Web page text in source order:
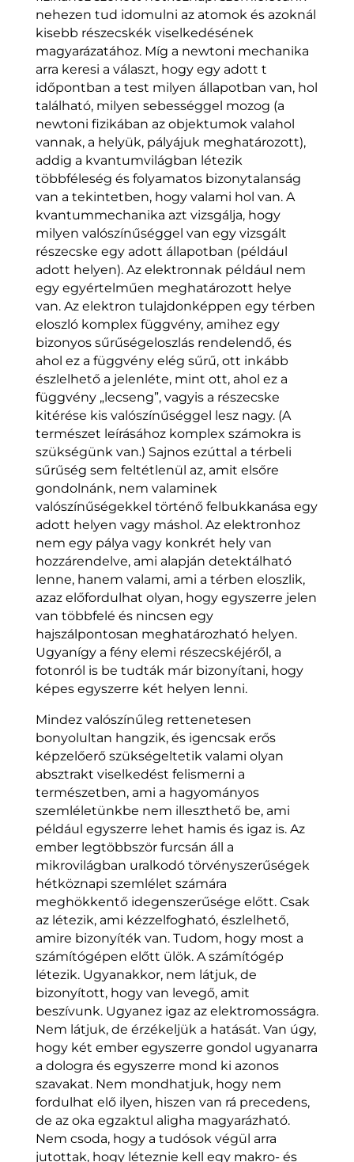
nehezen tud idomulni az atomok és azoknál
kisebb részecskék viselkedésének
magyarázatához. Míg a newtoni mechanika
arra keresi a választ, hogy egy adott t
időpontban a test milyen állapotban van, hol
található, milyen sebességgel mozog (a
newtoni fizikában az objektumok valahol
vannak, a helyük, pályájuk meghatározott),
addig a kvantumvilágban létezik
többféleség és folyamatos bizonytalanság
van a tekintetben, hogy valami hol van. A
kvantummechanika azt vizsgálja, hogy
milyen valószínűséggel van egy vizsgált
részecske egy adott állapotban (például
adott helyen). Az elektronnak például nem
egy egyértelműen meghatározott helye
van. Az elektron tulajdonképpen egy térben
eloszló komplex függvény, amihez egy
bizonyos sűrűségeloszlás rendelendő, és
ahol ez a függvény elég sűrű, ott inkább
észlelhető a jelenléte, mint ott, ahol ez a
függvény „lecseng”, vagyis a részecske
kitérése kis valószínűséggel lesz nagy. (A
természet leírásához komplex számokra is
szükségünk van.) Sajnos ezúttal a térbeli
sűrűség sem feltétlenül az, amit elsőre
gondolnánk, nem valaminek
valószínűségekkel történő felbukkanása egy
adott helyen vagy máshol. Az elektronhoz
nem egy pálya vagy konkrét hely van
hozzárendelve, ami alapján detektálható
lenne, hanem valami, ami a térben eloszlik,
azaz előfordulhat olyan, hogy egyszerre jelen
van többfelé és nincsen egy
hajszálpontosan meghatározható helyen.
Ugyanígy a fény elemi részecskéjéről, a
fotonról is be tudták már bizonyítani, hogy
képes egyszerre két helyen lenni.
Mindez valószínűleg rettenetesen
bonyolultan hangzik, és igencsak erős
képzelőerő szükségeltetik valami olyan
absztrakt viselkedést felismerni a
természetben, ami a hagyományos
szemléletünkbe nem illeszthető be, ami
például egyszerre lehet hamis és igaz is. Az
ember legtöbbször furcsán áll a
mikrovilágban uralkodó törvényszerűségek
hétköznapi szemlélet számára
meghökkentő idegenszerűsége előtt. Csak
az létezik, ami kézzelfogható, észlelhető,
amire bizonyíték van. Tudom, hogy most a
számítógépen előtt ülök. A számítógép
létezik. Ugyanakkor, nem látjuk, de
bizonyított, hogy van levegő, amit
beszívunk. Ugyanez igaz az elektromosságra.
Nem látjuk, de érzékeljük a hatását. Van úgy,
hogy két ember egyszerre gondol ugyanarra
a dologra és egyszerre mond ki azonos
szavakat. Nem mondhatjuk, hogy nem
fordulhat elő ilyen, hiszen van rá precedens,
de az oka egzaktul aligha magyarázható.
Nem csoda, hogy a tudósok végül arra
jutottak, hogy léteznie kell egy makro- és